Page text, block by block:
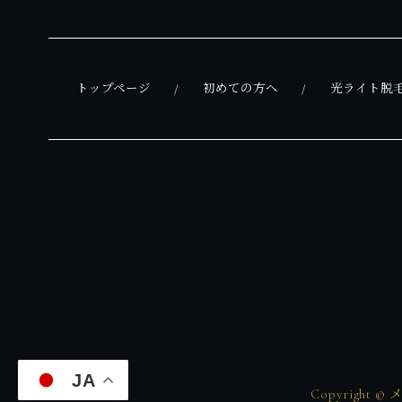
JA
トップページ 初めての方へ 光ライト脱
Copyright ©